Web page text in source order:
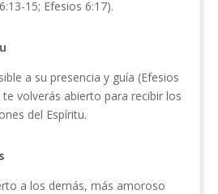
15; Efesios 6:17).
a su presencia y guía (Efesios
te volverás abierto para recibir los
del Espíritu.
a los demás, más amoroso